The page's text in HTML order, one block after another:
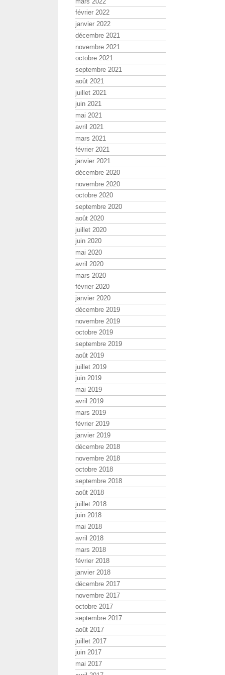
février 2022
janvier 2022
décembre 2021
novembre 2021
octobre 2021
septembre 2021
août 2021
juillet 2021
juin 2021
mai 2021
avril 2021
mars 2021
février 2021
janvier 2021
décembre 2020
novembre 2020
octobre 2020
septembre 2020
août 2020
juillet 2020
juin 2020
mai 2020
avril 2020
mars 2020
février 2020
janvier 2020
décembre 2019
novembre 2019
octobre 2019
septembre 2019
août 2019
juillet 2019
juin 2019
mai 2019
avril 2019
mars 2019
février 2019
janvier 2019
décembre 2018
novembre 2018
octobre 2018
septembre 2018
août 2018
juillet 2018
juin 2018
mai 2018
avril 2018
mars 2018
février 2018
janvier 2018
décembre 2017
novembre 2017
octobre 2017
septembre 2017
août 2017
juillet 2017
juin 2017
mai 2017